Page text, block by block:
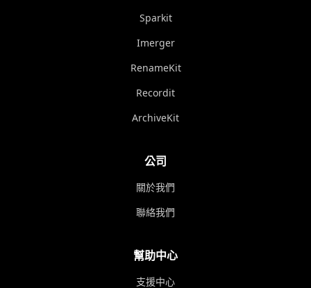
Sparkit
Imerger
RenameKit
Recordit
ArchiveKit
公司
關於我們
聯絡我們
幫助中心
支援中心